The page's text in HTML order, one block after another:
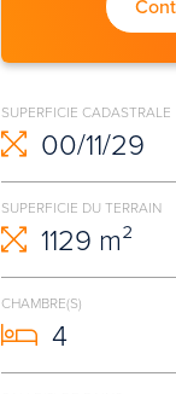
SUPERFICIE CADASTRALE
00/11/29
SUPERFICIE DU TERRAIN
1129 m²
CHAMBRE(S)
4